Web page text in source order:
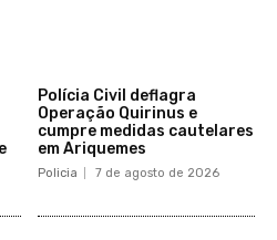
Polícia Civil deflagra
Operação Quirinus e
cumpre medidas cautelares
em Ariquemes
Policia 7 de agosto de 2026